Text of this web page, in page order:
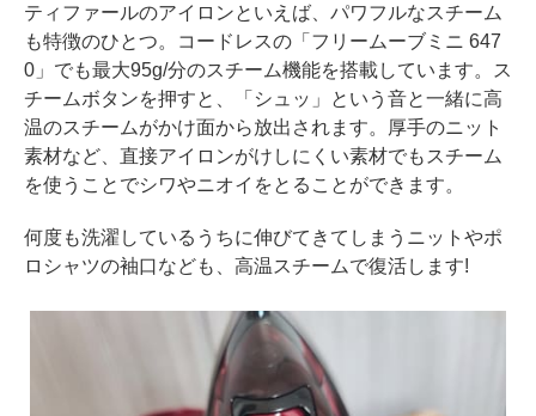
ティファールのアイロンといえば、パワフルなスチーム
も特徴のひとつ。コードレスの「フリームーブミニ 647
0」でも最大95g/分のスチーム機能を搭載しています。ス
チームボタンを押すと、「シュッ」という音と一緒に高
温のスチームがかけ面から放出されます。厚手のニット
素材など、直接アイロンがけしにくい素材でもスチーム
を使うことでシワやニオイをとることができます。
何度も洗濯しているうちに伸びてきてしまうニットやポ
ロシャツの袖口なども、高温スチームで復活します!